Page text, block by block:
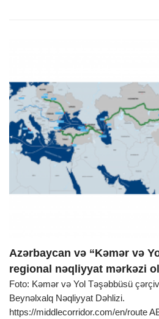
Azərbaycan və “Kəmər və
regional nəqliyyat mərkəzi
Foto: Kəmər və Yol Təşəbbüsü
Beynəlxalq Nəqliyyat Dəhlizi.
https://middlecorridor.com/en/route